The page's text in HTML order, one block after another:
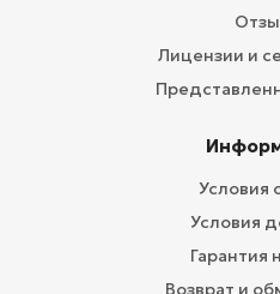
Лицензии и
Условия
Условия
Гарантия
Возврат и